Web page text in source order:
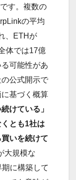
す。複数の
の平均
、ETHが
体では17億
可能性があ
公式開示で
基づく概算
けている」
とも1社は
いを続けて
大規模な
に構築して